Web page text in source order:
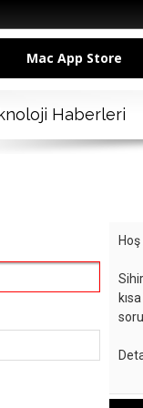
Mac App Store
Haberleri